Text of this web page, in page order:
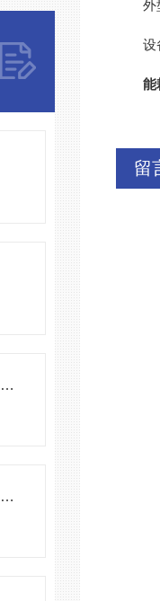
从自动化到智能化：全自动灌装封口机的优势
关于纯净水封口机日常维护注意事项
外型
设备
能
留